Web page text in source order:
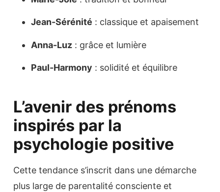
Jean-Sérénité : classique et apaisement
Anna-Luz : grâce et lumière
Paul-Harmony : solidité et équilibre
L’avenir des prénoms
inspirés par la
psychologie positive
Cette tendance s’inscrit dans une démarche
plus large de parentalité consciente et